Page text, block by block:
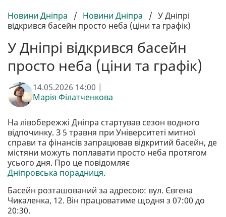
Новини Дніпра / Новини Дніпра / У Дніпрі
відкрився басейн просто неба (ціни та графік)
У Дніпрі відкрився басейн
просто неба (ціни та графік)
14.05.2026 14:00 |
Марія Філатченкова
На лівобережжі Дніпра стартував сезон водного
відпочинку. З 5 травня при Університеті митної
справи та фінансів запрацював відкритий басейн, де
містяни можуть поплавати просто неба протягом
усього дня. Про це повідомляє
Дніпровська порадниця.
Басейн розташований за адресою: вул. Євгена
Чикаленка, 12. Він працюватиме щодня з 07:00 до
20:30.